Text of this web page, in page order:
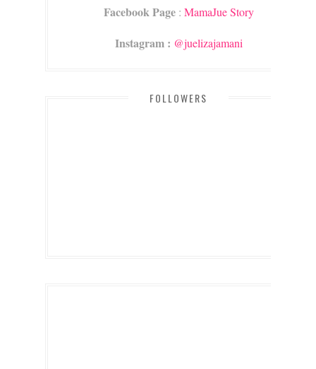
Facebook Page: MamaJue Story
Instagram : @juelizajamani
FOLLOWERS